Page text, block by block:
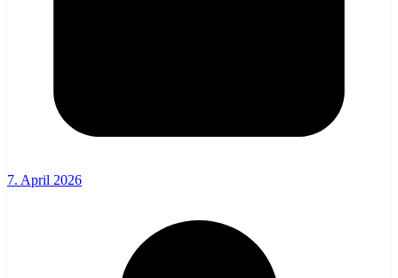
7. April 2026